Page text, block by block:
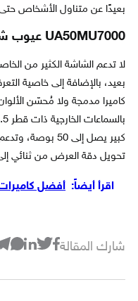
بعيدًا عن متناول الأشخاص
UA50MU7000 عيوب شاشة سامسونج
لا تدعم الشاشة الكثير من
بعيد، بالإضافة إلى خاصية
كاميرا مدمجة ولا مُحسّن
كبير يصل إلى 50
تحويل دقة العرض من ثنائي إلى
اقرأ أيضاً: أفضل
شارك المقالة